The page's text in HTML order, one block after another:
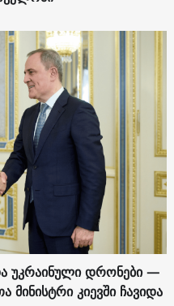
უკრაინული დრონები —
მინისტრი კიევში ჩავიდა